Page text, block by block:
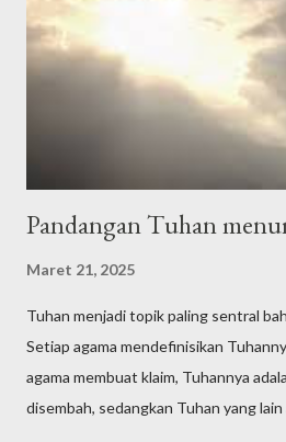
walmursaliin, wa’alaa alihi washohbihii
Artinya: Segala puji bagi Allah Tuhan
shalawat dan ...
Pandangan Tuhan
Maret 21, 2025
Tuhan menjadi topik paling sentral
Setiap agama mendefinisikan
agama membuat klaim, Tuhannya
disembah, sedangkan Tuhan yang lain